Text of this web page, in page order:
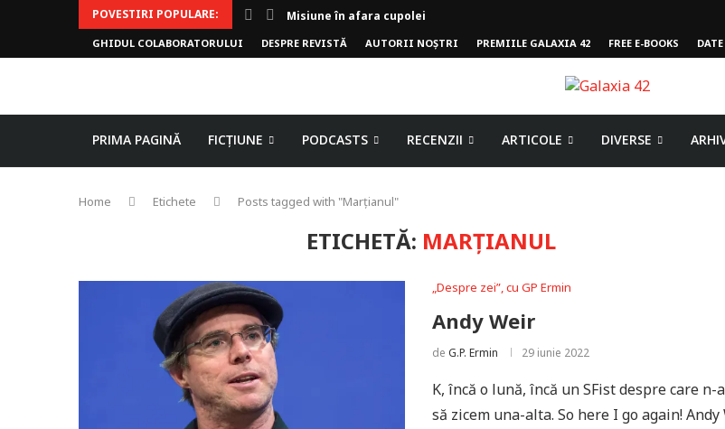
POVESTIRI POPULARE:
Misiune în afara cupolei
Invoker (video)
Alergarea de seară
Biblioteca lui Pavel
Rejuvenare
Falia
Arhivele Dincolo-Timpului
Axa lui Heron
Jumătatea goală
GHIDUL COLABORATORULUI DESPRE REVISTĂ AUTORII NOȘTRI PREMIILE GALAXIA 42 FREE E-BOOKS
PRIMA PAGINĂ FICȚIUNE PODCASTS RECENZII ARTICOLE DIVERSE
Home Etichete Posts tagged with "Marțianul"
ETICHETĂ: MARȚIANUL
„Despre zei”, cu GP Ermin
Andy Weir
de G.P. Ermin 29 iunie 2022
K, încă o lună, încă un SFist despre care n-
să zicem una-alta. So here I go again! Andy